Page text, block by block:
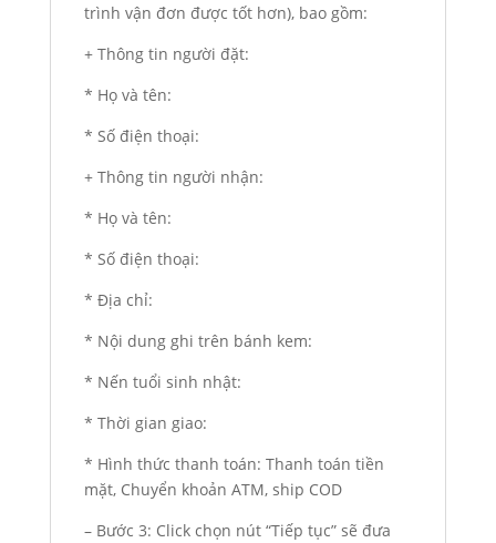
trình vận đơn được tốt hơn), bao gồm:
+ Thông tin người đặt:
* Họ và tên:
* Số điện thoại:
+ Thông tin người nhận:
* Họ và tên:
* Số điện thoại:
* Địa chỉ:
* Nội dung ghi trên bánh kem:
* Nến tuổi sinh nhật:
* Thời gian giao:
* Hình thức thanh toán: Thanh toán tiền
mặt, Chuyển khoản ATM, ship COD
– Bước 3: Click chọn nút “Tiếp tục” sẽ đưa